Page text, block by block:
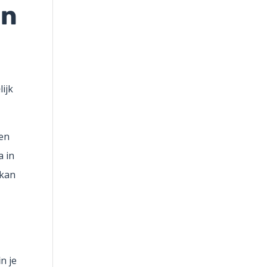
in
je